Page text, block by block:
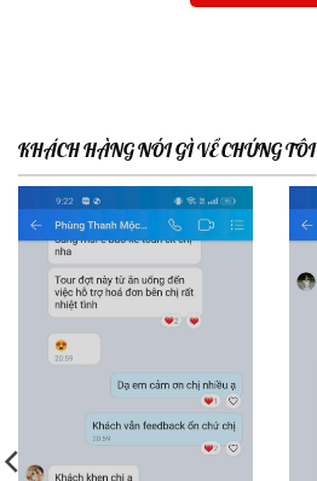
KHÁCH HÀNG NÓI GÌ VỀ CHÚNG TÔI